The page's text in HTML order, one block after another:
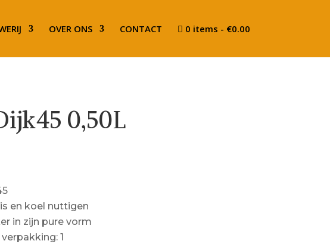
OVER ONS CONTACT 0 items €0.00
0,50L
en koel nuttigen
in zijn pure vorm
1